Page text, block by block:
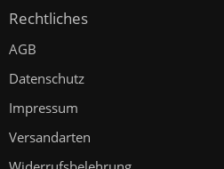
Rechtliches
AGB
Datenschutz
Impressum
Versandarten